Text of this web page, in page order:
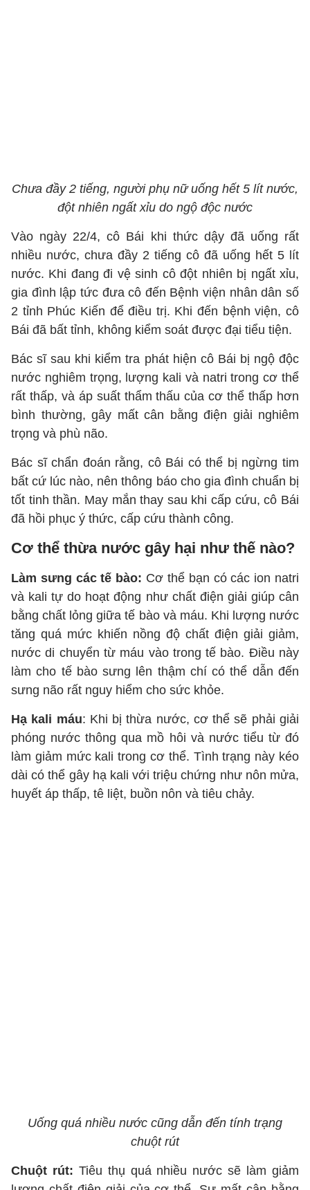
Chưa đầy 2 tiếng, người phụ nữ uống hết 5 lít nước,
đột nhiên ngất xỉu do ngộ độc nước
Vào ngày 22/4, cô Bái khi thức dậy đã uống rất
nhiều nước, chưa đầy 2 tiếng cô đã uống hết 5 lít
nước. Khi đang đi vệ sinh cô đột nhiên bị ngất xỉu,
gia đình lập tức đưa cô đến Bệnh viện nhân dân số
2 tỉnh Phúc Kiến để điều trị. Khi đến bệnh viện, cô
Bái đã bất tỉnh, không kiểm soát được đại tiểu tiện.
Bác sĩ sau khi kiểm tra phát hiện cô Bái bị ngộ độc
nước nghiêm trọng, lượng kali và natri trong cơ thể
rất thấp, và áp suất thẩm thấu của cơ thể thấp hơn
bình thường, gây mất cân bằng điện giải nghiêm
trọng và phù não.
Bác sĩ chẩn đoán rằng, cô Bái có thể bị ngừng tim
bất cứ lúc nào, nên thông báo cho gia đình chuẩn bị
tốt tinh thần. May mắn thay sau khi cấp cứu, cô Bái
đã hồi phục ý thức, cấp cứu thành công.
Cơ thể thừa nước gây hại như thế nào?
Làm sưng các tế bào: Cơ thể bạn có các ion natri
và kali tự do hoạt động như chất điện giải giúp cân
bằng chất lỏng giữa tế bào và máu. Khi lượng nước
tăng quá mức khiến nồng độ chất điện giải giảm,
nước di chuyển từ máu vào trong tế bào. Điều này
làm cho tế bào sưng lên thậm chí có thể dẫn đến
sưng não rất nguy hiểm cho sức khỏe.
Hạ kali máu: Khi bị thừa nước, cơ thể sẽ phải giải
phóng nước thông qua mồ hôi và nước tiểu từ đó
làm giảm mức kali trong cơ thể. Tình trạng này kéo
dài có thể gây hạ kali với triệu chứng như nôn mửa,
huyết áp thấp, tê liệt, buồn nôn và tiêu chảy.
Uống quá nhiều nước cũng dẫn đến tính trạng
chuột rút
Chuột rút: Tiêu thụ quá nhiều nước sẽ làm giảm